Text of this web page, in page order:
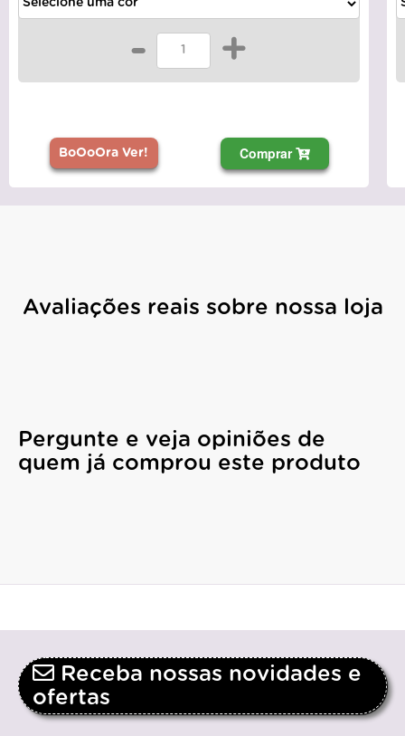
- +
BoOoOra Ver! Comprar
Avaliações reais sobre nossa loja
Pergunte e veja opiniões de
quem já comprou este produto
Receba nossas novidades e
ofertas